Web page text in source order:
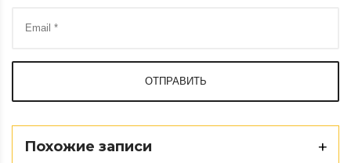
Похожие записи
ОТПРАВИТЬ